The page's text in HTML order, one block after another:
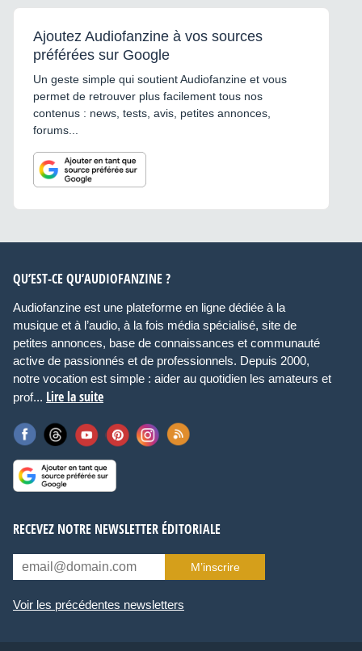
Ajoutez Audiofanzine à vos sources
préférées sur Google
Un geste simple qui soutient Audiofanzine et vous
permet de retrouver plus facilement tous nos
contenus : news, tests, avis, petites annonces,
forums...
QU’EST-CE QU’AUDIOFANZINE ?
Audiofanzine est une plateforme en ligne dédiée à la
musique et à l’audio, à la fois média spécialisé, site de
petites annonces, base de connaissances et communauté
active de passionnés et de professionnels. Depuis 2000,
notre vocation est simple : aider au quotidien les amateurs et
prof... Lire la suite
RECEVEZ NOTRE NEWSLETTER ÉDITORIALE
M’inscrire
Voir les précédentes newsletters